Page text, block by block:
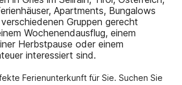
Apartments, Bungalows
Gruppen gerecht
Wochenendausflug, einem
Herbstpause oder einem
interessiert sind.
Ferienunterkunft für Sie. Suchen Sie